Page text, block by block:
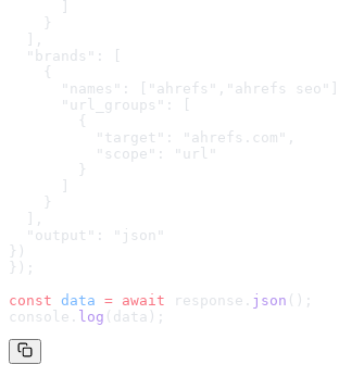
    }
  ],
  "brands": [
    {
"names": ["ahrefs","ahrefs
      "url_groups": [
        {
          "target": "ahrefs.com",
          "scope": "url"
        }
    }
  ],
  "output": "json"
} )
});
const data = await response. json ();
console. log (data);